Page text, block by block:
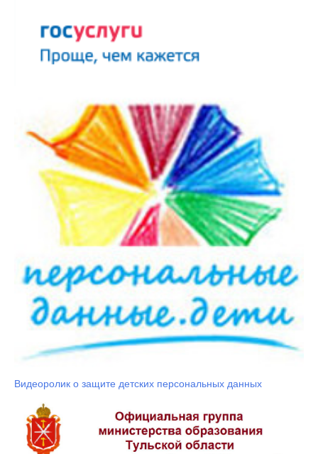
Видеоролик о защите детских персональных данных